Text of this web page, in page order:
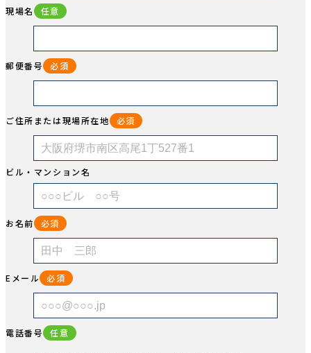
現場名 任意
郵便番号 必須
ご住所または現場所在地 必須
ビル・マンション名
お名前 必須
Eメール 必須
電話番号 任意